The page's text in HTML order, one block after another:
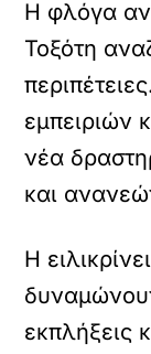
Η φλόγα
Τοξότη
εμπειριών
νέα
και
Η
εκπλήξεις